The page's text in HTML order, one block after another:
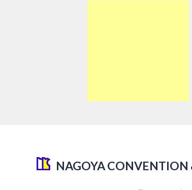
NAGOYA CONVENTION